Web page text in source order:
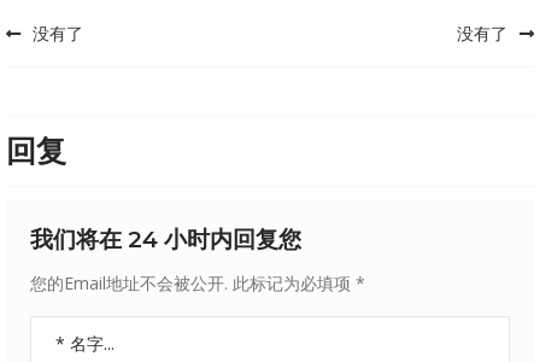
Post navigation
没有了 没有了
回复
我们将在 24 小时内回复您
您的Email地址不会被公开. 此标记为必填项 *